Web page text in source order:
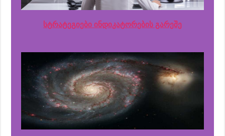
სტრატეგიები ინდიკატორების გარეშე